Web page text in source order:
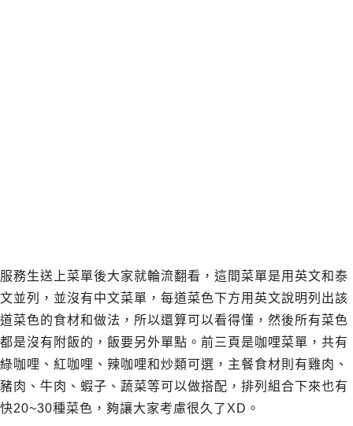
服務生送上菜單後大家就輪流翻看，這間菜單是用英文和泰
文並列，並沒有中文菜單，每道菜色下方用英文說明列出該
道菜色的食材和做法，所以還算可以看得懂，然後所有菜色
都是沒有附飯的，飯要另外單點。前三頁是咖哩菜單，共有
綠咖哩、紅咖哩、辣咖哩和炒類可選，主餐食材則有雞肉、
豬肉、牛肉、蝦子、蔬菜等可以做搭配，排列組合下來也有
快20~30種菜色，夠讓大家考慮很久了XD。